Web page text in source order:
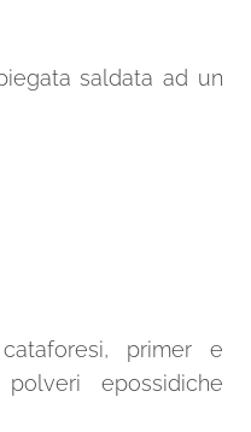
saldata ad un
primer e
epossidiche